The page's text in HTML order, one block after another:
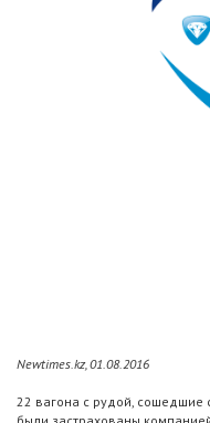
Newtimes.kz, 01.08.2016
22 вагона с рудой, сошедшие